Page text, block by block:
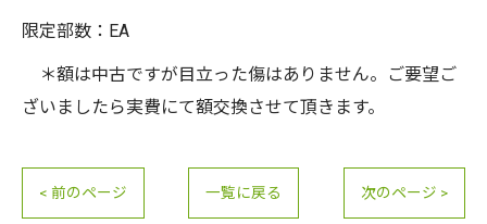
限定部数：EA
＊額は中古ですが目立った傷はありません。ご要望ご
ざいましたら実費にて額交換させて頂きます。
< 前のページ 一覧に戻る 次のページ >